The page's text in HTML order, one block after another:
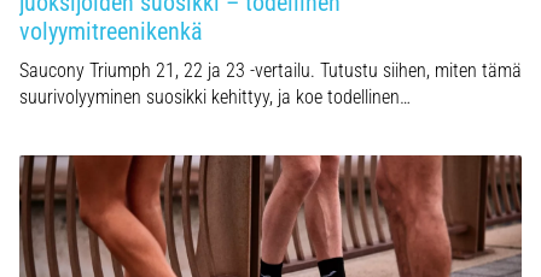
volyymitreenikenkä
Saucony Triumph 21, 22 ja 23 -vertailu. Tutustu siihen, miten tämä
suurivolyyminen suosikki kehittyy, ja koe todellinen…